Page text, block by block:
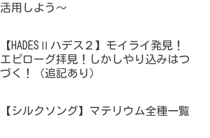
活用しよう～
【HADESⅡハデス２】モイライ発見！
エピローグ拝見！しかしやり込みはつ
づく！（追記あり）
【シルクソング】マテリウム全種一覧